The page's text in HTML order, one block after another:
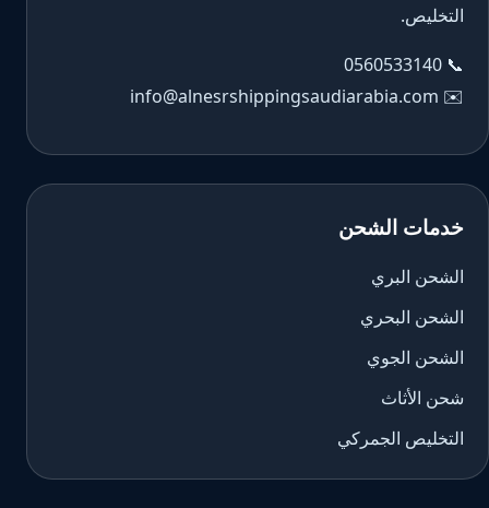
التخليص.
📞
0560533140
✉️
info@alnesrshippingsaudiarabia.com
خدمات الشحن
الشحن البري
الشحن البحري
الشحن الجوي
شحن الأثاث
التخليص الجمركي